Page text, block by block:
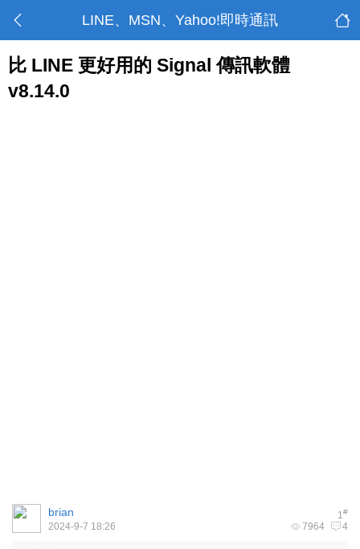
LINE、MSN、Yahoo!即時通訊
比 LINE 更好用的 Signal 傳訊軟體
v8.14.0
1#
brian
7964 4
2024-9-7 18:26